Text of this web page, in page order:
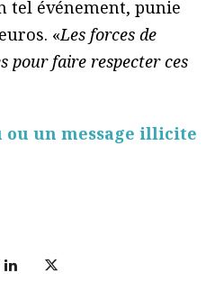
tel événement, punie
«Les forces de
pour faire respecter ces
un message illicite